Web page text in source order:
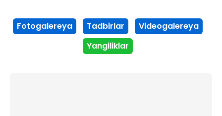
Fotogalereya Tadbirlar
Videogalereya
Yangiliklar